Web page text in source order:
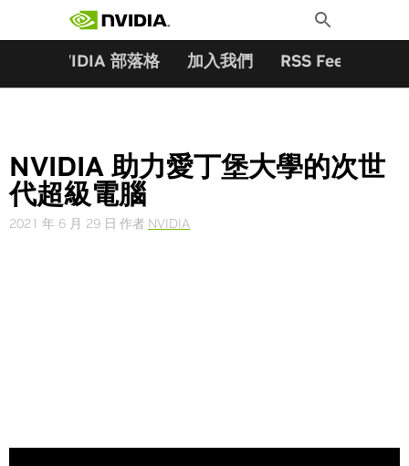
Toggle
Search
NVIDIA 部落格 加入我們 RSS Feeds
NVIDIA 助力愛丁堡大學的次世
代超級電腦
2021 年 6 月 29 日 作者 NVIDIA